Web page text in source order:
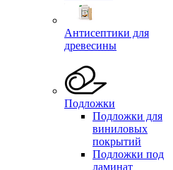
Антисептики для
древесины
Подложки
Подложки для
виниловых
покрытий
Подложки под
ламинат